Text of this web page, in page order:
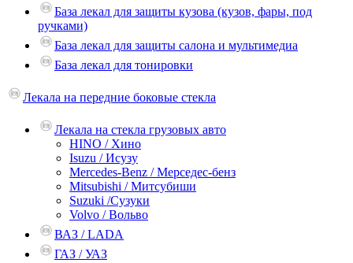
База лекал для защиты кузова (кузов, фары, под
ручками)
База лекал для защиты салона и мультимедиа
База лекал для тонировки
Лекала на передние боковые стекла
Лекала на стекла грузовых авто
HINO / Хино
Isuzu / Исузу
Mercedes-Benz / Мерседес-бенз
Mitsubishi / Митсубиши
Suzuki /Сузуки
Volvo / Вольво
ВАЗ / LADA
ГАЗ / УАЗ